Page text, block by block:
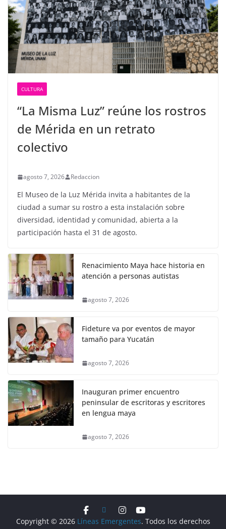
CULTURA
“La Misma Luz” reúne los rostros
de Mérida en un retrato
colectivo
agosto 7, 2026 Redaccion
El Museo de la Luz Mérida invita a habitantes de la
ciudad a sumar su rostro a esta instalación sobre
diversidad, identidad y comunidad, abierta a la
participación hasta el 31 de agosto.
Renacimiento Maya hace historia en
atención a personas autistas
agosto 7, 2026
Fideture va por eventos de mayor
tamaño para Yucatán
agosto 7, 2026
Inauguran primer encuentro
peninsular de escritoras y escritores
en lengua maya
agosto 7, 2026
Copyright © 2026 Líneas Emergentes. Todos los derechos